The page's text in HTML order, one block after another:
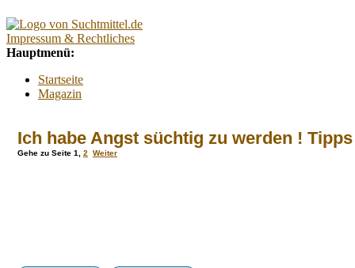
Ich habe Angst süchtig zu werden !
Gehe zu Seite 1 2 Weiter
Impressum & Rechtliches
Hauptmenü:
Startseite
Magazin
Lexikon
Kontakt